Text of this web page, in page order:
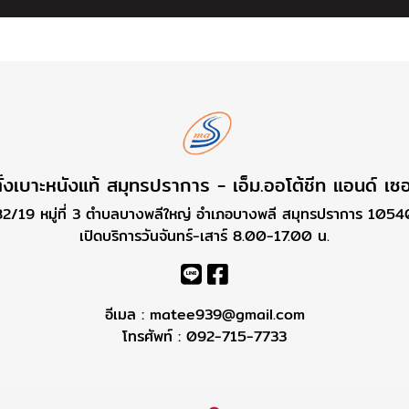
เบาะหนังแท้ สมุทรปราการ - เอ็ม.ออโต้ชีท แอนด์ เซ
19 หมู่ที่ 3 ตำบลบางพลีใหญ่ อำเภอบางพลี สมุทรปราการ
เปิดบริการวันจันทร์-เสาร์ 8.00-17.00 น.
อีเมล : matee939@gmail.com
โทรศัพท์ : 092-715-7733